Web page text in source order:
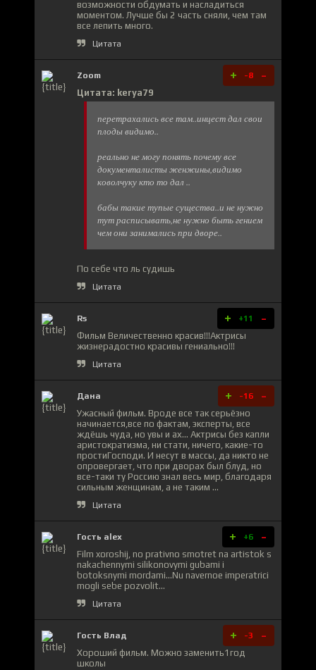
возможности обдумать и насладиться
моментом. Лучше бы 2 часть сняли, чем там
все лепить много.
Цитата
Zoom + -8 -
Цитата: kerya79
перетрахались все там..инцест дал свои
плоды видимо..
реально не могу понять почему все
документалисты женжины,видимо
коволчуку кто то дал ..
бабы такие тупые существа..и не нужно
тут расписывать,не нужно быть гением
чем они занимались при дворе..
По себе что ль судишь
Цитата
Rs + +11 -
Фильм Величественно красив!!!Актрисы
жизнерадостно красивы гениально!!!
Цитата
Дана + -16 -
Ужасный фильм. Вроде все так серьёзно
начинается,все по фактам, эксперты, все
ждёшь чуда, но увы и ах... Актрисы без капли
аристократизма, ни стати, ничего, какие-то
простиГосподи. И несут в массы, да никто не
опровергает, что при дворах был блуд, но
все-таки ту Россию знал весь мир, благодаря
сильным женщинам, а не таким ...
Цитата
Гость alex + +6 -
Film xoroshij, no prativno smotret na artistok s
nakachennymi silikonovymi gubami i
botoksnymi mordami...Nu navernoe imperatrici
mogli sebe pozvolit...
Цитата
Гость Влад + -3 -
Хороший фильм. Можно заменить1год
школы